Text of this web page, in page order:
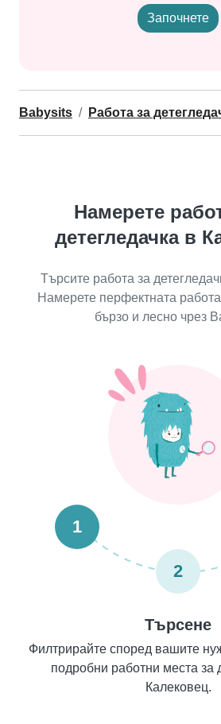
Започнете
Babysits Работа за
Намерете
детегледачка в
Търсите работа за
Намерете перфектната работа
бързо и лесно чрез
1
2
Търсене
Филтрирайте според вашите
подробни работни места за
Калековец.